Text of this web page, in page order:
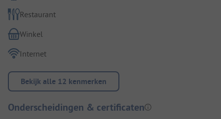
Restaurant
Winkel
Internet
Bekijk alle 12 kenmerken
Onderscheidingen & certificaten